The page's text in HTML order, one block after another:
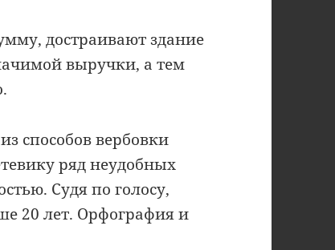
достраивают здание
выручки, а тем
способов вербовки
ряд неудобных
Судя по голосу,
20 лет. Орфография и